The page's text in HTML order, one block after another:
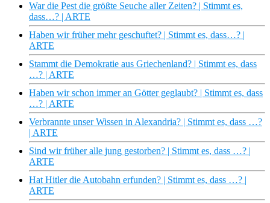
War die Pest die größte Seuche aller Zeiten? | Stimmt es,
dass…? | ARTE
Haben wir früher mehr geschuftet? | Stimmt es, dass…? |
ARTE
Stammt die Demokratie aus Griechenland? | Stimmt es, dass
…? | ARTE
Haben wir schon immer an Götter geglaubt? | Stimmt es, dass
…? | ARTE
Verbrannte unser Wissen in Alexandria? | Stimmt es, dass …?
| ARTE
Sind wir früher alle jung gestorben? | Stimmt es, dass …? |
ARTE
Hat Hitler die Autobahn erfunden? | Stimmt es, dass …? |
ARTE